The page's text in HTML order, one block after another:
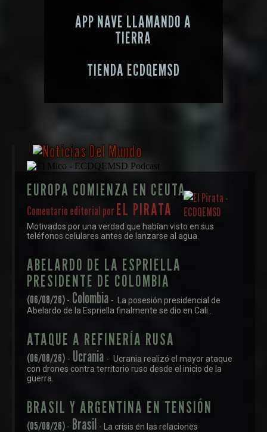
APP NAVE LLAMANDO A
TIERRA
TIENDA ECDQEMSD
EUROPA COMIENZA EN CEUTA
Comentario editorial por EL PIRATA
Motivados por una verdad que habían visto en sus
teléfonos celulares antes de lanzarse al agua.
ABELARDO DE LA ESPRIELLA
PRESIDENTE DE COLOMBIA
(06/08/26) - Colombia - La posesión presidencial de
Abelardo de la Espriella finalmente se dio en Cali..
ATAQUE A REFINERÍA RUSA
(06/08/26) - Ucrania - Ucrania realizó el mayor ataque
con drones contra territorio ruso desde el inicio de la
guerra.
BRASIL Y ARGENTINA EN TENSIÓN
(05/08/26) - Brasil - La crisis en las relaciones